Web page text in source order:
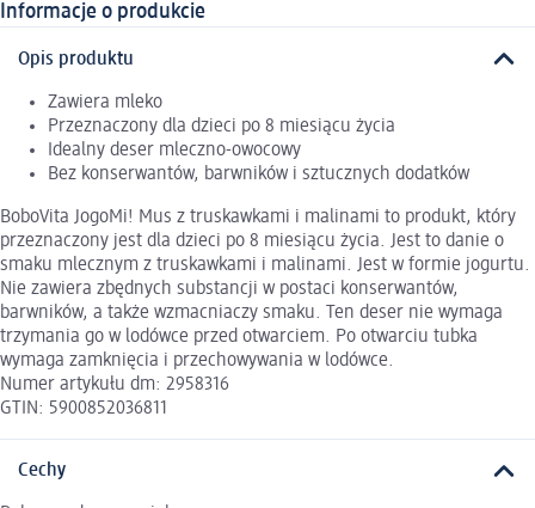
Informacje o produkcie
Opis produktu
Zawiera mleko
Przeznaczony dla dzieci po 8 miesiącu życia
Idealny deser mleczno-owocowy
Bez konserwantów, barwników i sztucznych dodatków
BoboVita JogoMi! Mus z truskawkami i malinami to produkt, który
przeznaczony jest dla dzieci po 8 miesiącu życia. Jest to danie o
smaku mlecznym z truskawkami i malinami. Jest w formie jogurtu.
Nie zawiera zbędnych substancji w postaci konserwantów,
barwników, a także wzmacniaczy smaku. Ten deser nie wymaga
trzymania go w lodówce przed otwarciem. Po otwarciu tubka
wymaga zamknięcia i przechowywania w lodówce.
Numer artykułu dm: 2958316
GTIN: 5900852036811
Cechy